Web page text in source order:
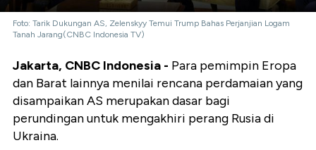
Foto: Tarik Dukungan AS, Zelenskyy Temui Trump Bahas Perjanjian Logam
Tanah Jarang(CNBC Indonesia TV)
Jakarta, CNBC Indonesia - Para pemimpin Eropa
dan Barat lainnya menilai rencana perdamaian yang
disampaikan AS merupakan dasar bagi
perundingan untuk mengakhiri perang Rusia di
Ukraina.